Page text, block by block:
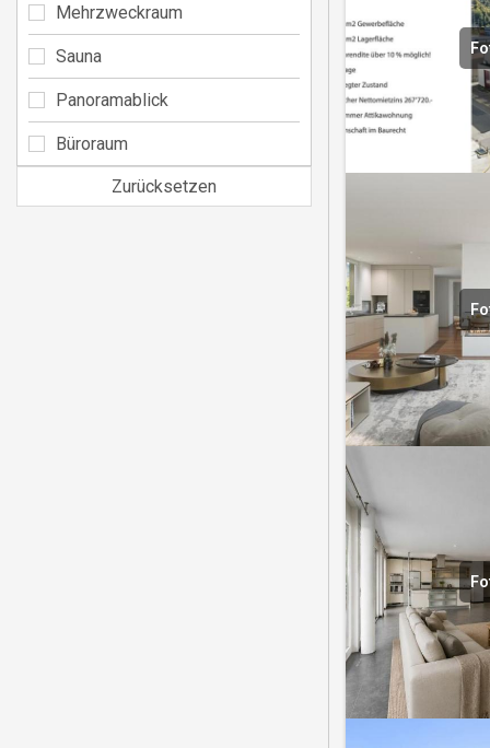
Mehrzweckraum
Sauna
Panoramablick
Büroraum
Zurücksetzen